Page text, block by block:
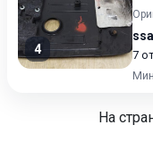
4
7
На